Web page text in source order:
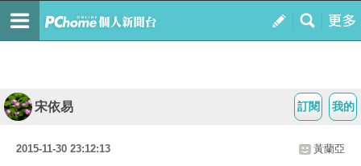
我的
訂閱
宋依易
2015-11-30 23:12:13 黃蘭亞